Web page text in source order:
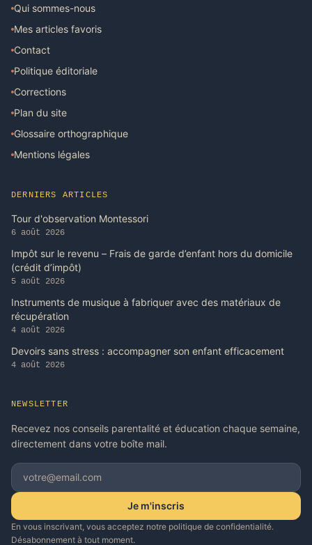
Qui sommes-nous
Mes articles favoris
Contact
Politique éditoriale
Corrections
Plan du site
Glossaire orthographique
Mentions légales
DERNIERS ARTICLES
Tour d'observation Montessori
6 août 2026
Impôt sur le revenu – Frais de garde d’enfant hors du domicile
(crédit d’impôt)
5 août 2026
Instruments de musique à fabriquer avec des matériaux de
récupération
4 août 2026
Devoirs sans stress : accompagner son enfant efficacement
4 août 2026
NEWSLETTER
Recevez nos conseils parentalité et éducation chaque semaine,
directement dans votre boîte mail.
Je m'inscris
En vous inscrivant, vous acceptez notre politique de confidentialité.
Désabonnement à tout moment.